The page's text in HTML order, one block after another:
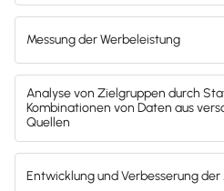
und Kunden
Tage kostenlos aus.
wenn du direkt
Einfach– keine
Steuerkonform
Finanzen